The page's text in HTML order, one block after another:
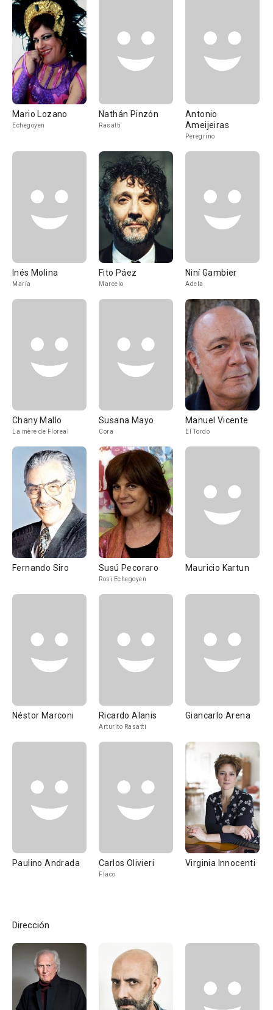
Mario Lozano
Echegoyen
Nathán Pinzón
Rasatti
Antonio
Ameijeiras
Peregrino
Inés Molina
María
Fito Páez
Marcelo
Niní Gambier
Adela
Chany Mallo
La mère de Floreal
Susana Mayo
Cora
Manuel Vicente
El Tordo
Fernando Siro Susú Pecoraro
Rosi Echegoyen
Mauricio Kartun
Néstor Marconi Ricardo Alanis
Arturito Rasatti
Giancarlo Arena
Paulino Andrada Carlos Olivieri
Flaco
Virginia Innocenti
Dirección